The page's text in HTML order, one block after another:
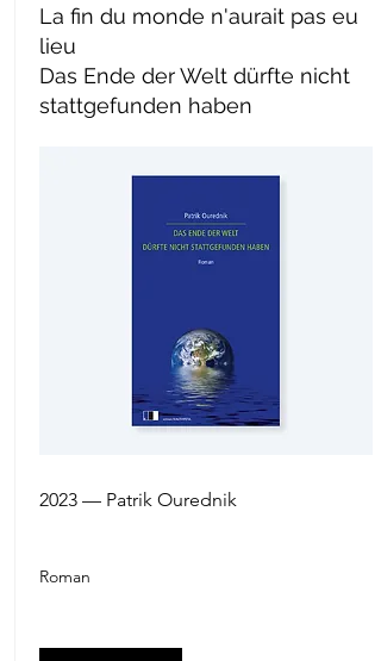
La fin du monde n'aurait pas eu
lieu
Das Ende der Welt dürfte nicht
stattgefunden haben
2023 — Patrik Ourednik
Roman